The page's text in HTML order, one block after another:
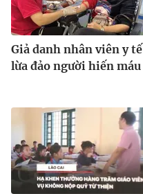
Giả danh nhân viên y tế
lừa đảo người hiến máu